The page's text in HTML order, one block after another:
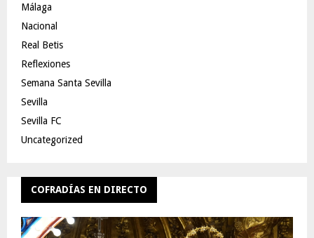
Málaga
Nacional
Real Betis
Reflexiones
Semana Santa Sevilla
Sevilla
Sevilla FC
Uncategorized
COFRADÍAS EN DIRECTO